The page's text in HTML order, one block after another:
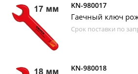
KN-980017
Гаечный ключ
Срок поставки по
KN-980018